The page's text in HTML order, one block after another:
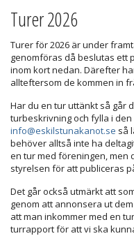
Turer 2026
Turer för 2026 är under
genomföras då beslutas ett
inom kort nedan. Därefter
allteftersom de kommen in
Har du en tur uttänkt så går
turbeskrivning och fylla i
info@eskilstunakanot.se så
behöver alltså inte ha
en tur med föreningen, men
styrelsen för att publiceras
Det går också utmärkt att
genom att annonsera ut
att man inkommer med en
turrapport för att vi ska